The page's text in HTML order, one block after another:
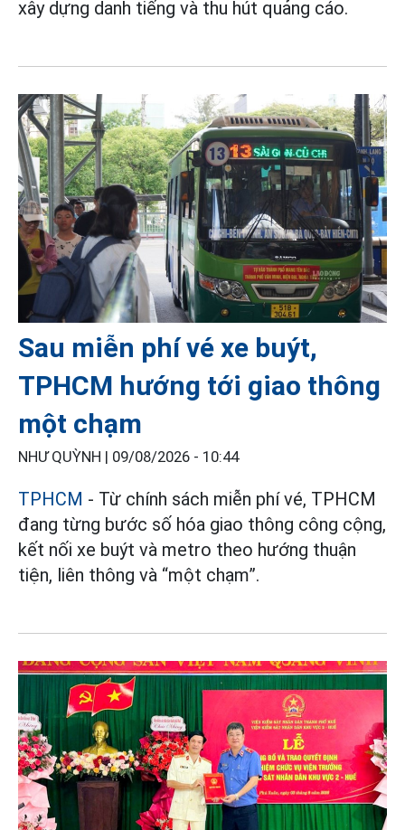
xây dựng danh tiếng và thu hút quảng cáo.
Sau miễn phí vé xe buýt,
TPHCM hướng tới giao thông
một chạm
NHƯ QUỲNH | 09/08/2026 - 10:44
TPHCM - Từ chính sách miễn phí vé, TPHCM
đang từng bước số hóa giao thông công cộng,
kết nối xe buýt và metro theo hướng thuận
tiện, liên thông và “một chạm”.